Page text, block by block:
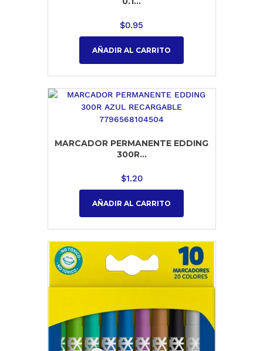
$0.95
AÑADIR AL CARRITO
MARCADOR PERMANENTE EDDING
300R...
$1.20
AÑADIR AL CARRITO